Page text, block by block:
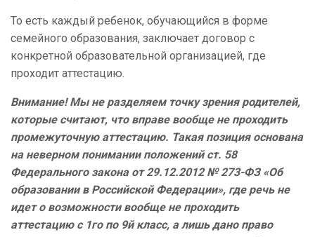
То есть каждый ребенок, обучающийся в форме
семейного образования, заключает договор с
конкретной образовательной организацией, где
проходит аттестацию.
Внимание! Мы не разделяем точку зрения родителей,
которые считают, что вправе вообще не проходить
промежуточную аттестацию. Такая позиция основана
на неверном понимании положений ст. 58
Федерального закона от 29.12.2012 № 273-ФЗ «Об
образовании в Российской Федерации», где речь не
идет о возможности вообще не проходить
аттестацию с 1го по 9й класс, а лишь дано право